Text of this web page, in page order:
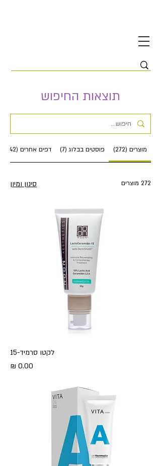
תוצאות החיפוש
מוצרים (272) פוסטים בבלוג (7) דפים אחרים (42)
272 מוצרים סינון ומיון
לקטו סרמיד-15
מחיר